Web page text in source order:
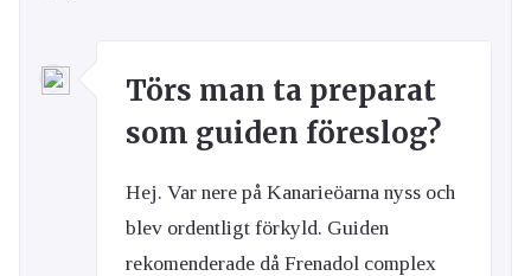
Törs man ta preparat
som guiden föreslog?
Hej. Var nere på Kanarieöarna nyss och
blev ordentligt förkyld. Guiden
rekomenderade då Frenadol complex